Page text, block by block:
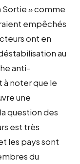
Sortie » comme
empêchés
ont en
au
anti-
noter que le
une
question des
est très
les pays sont
du